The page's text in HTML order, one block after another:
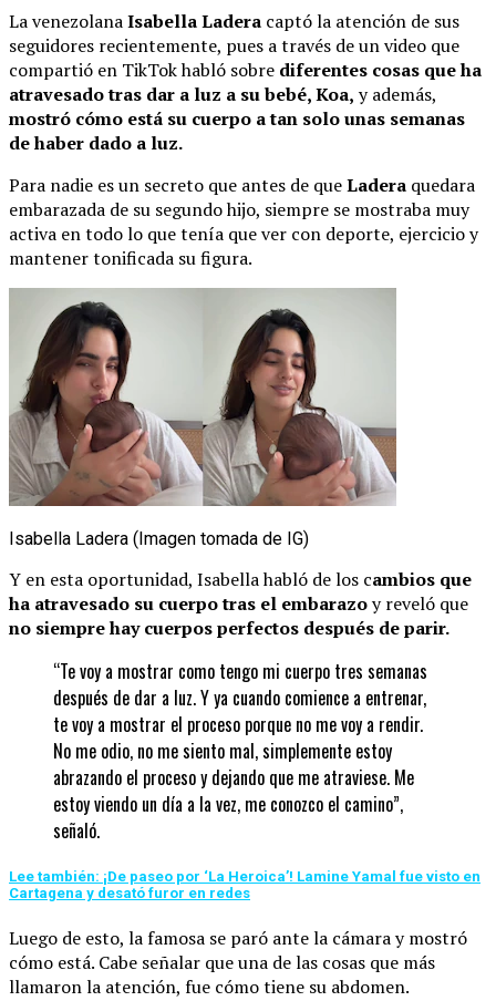
La venezolanaIsabella Ladera captó la atención de sus
seguidores recientemente, pues a través de un video que
compartió en TikTok habló sobre diferentes cosas que ha
atravesado tras dar a luz a su bebé, Koa, y además,
mostró cómo está su cuerpo a tan solo unas semanas
de haber dado a luz.
Para nadie es un secreto que antes de queLadera quedara
embarazada de su segundo hijo, siempre se mostraba muy
activa en todo lo que tenía que ver con deporte, ejercicio y
mantener tonificada su figura.
Isabella Ladera (Imagen tomada de IG)
Y en esta oportunidad, Isabella habló de los cambios que
ha atravesado su cuerpo tras el embarazoy reveló que
no siempre hay cuerpos perfectos después de parir.
“Te voy a mostrar como tengo mi cuerpo tres semanas
después de dar a luz. Y ya cuando comience a entrenar,
te voy a mostrar el proceso porque no me voy a rendir.
No me odio, no me siento mal, simplemente estoy
abrazando el proceso y dejando que me atraviese. Me
estoy viendo un día a la vez, me conozco el camino”,
señaló.
Lee también: ¡De paseo por ‘La Heroica’! Lamine Yamal fue visto en
Cartagena y desató furor en redes
Luego de esto, la famosa se paró ante la cámara y mostró
cómo está. Cabe señalar que una de las cosas que más
llamaron la atención, fue cómo tiene su abdomen.